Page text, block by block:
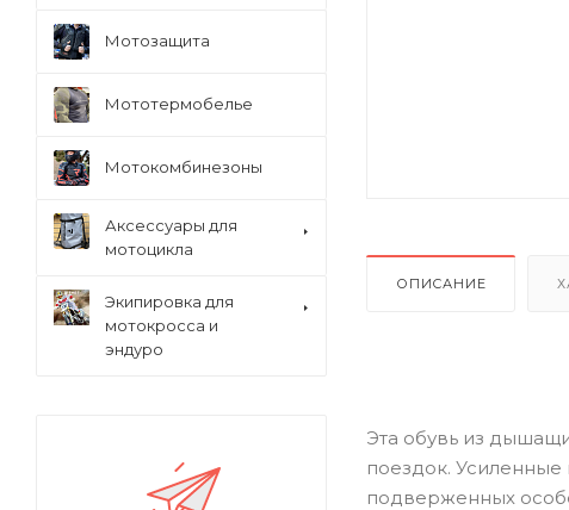
ОПИСАНИЕ
Эта обувь из
поездок. Усиленные
подверженных
Мотозащита
Мототермобелье
Мотокомбинезоны
Аксессуары для
мотоцикла
Экипировка для
мотокросса и
эндуро